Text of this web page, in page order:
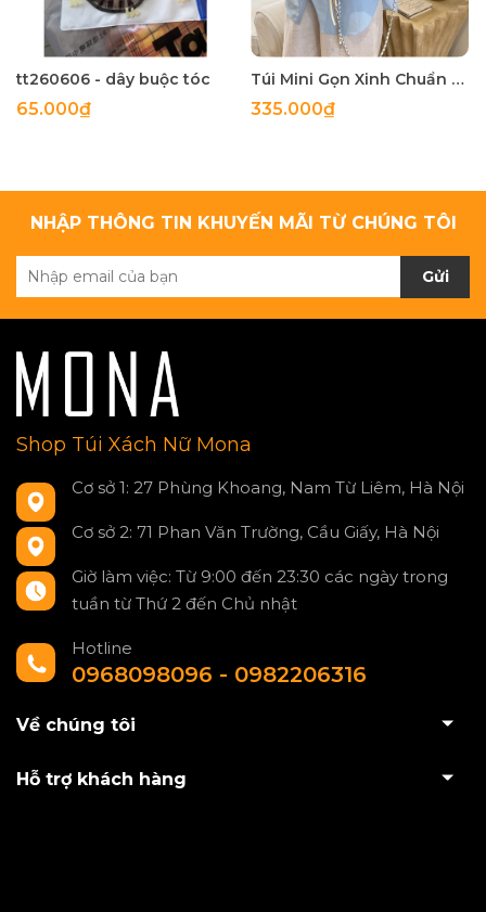
tt260606 - dây buộc tóc
65.000₫
Túi Mini Gọn Xinh Chuẩn Gu - tt260518
335.000₫
NHẬP THÔNG TIN KHUYẾN MÃI TỪ CHÚNG TÔI
Gửi
Shop Túi Xách Nữ Mona
Cơ sở 1: 27 Phùng Khoang, Nam Từ Liêm, Hà Nội
Cơ sở 2: 71 Phan Văn Trường, Cầu Giấy, Hà Nội
Giờ làm việc: Từ 9:00 đến 23:30 các ngày trong
tuần từ Thứ 2 đến Chủ nhật
Hotline
0968098096 - 0982206316
Về chúng tôi
Hỗ trợ khách hàng